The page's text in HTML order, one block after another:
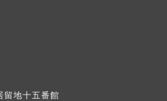
留地十五番館